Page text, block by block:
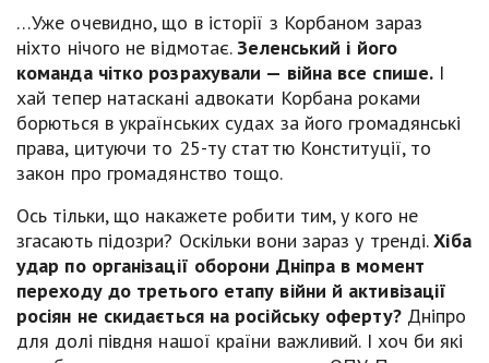
…Уже очевидно, що в історії з Корбаном зараз
ніхто нічого не відмотає.Зеленський і його
команда чітко розрахували — війна все спише.І
хай тепер натаскані адвокати Корбана роками
борються в українських судах за його громадянські
права, цитуючи то 25-ту статтю Конституції, то
закон про громадянство тощо.
Ось тільки, що накажете робити тим, у кого не
згасають підозри? Оскільки вони зараз у тренді.Хіба
удар по організації оборони Дніпра в момент
переходу до третього етапу війни й активізації
росіян не скидається на російську оферту? Дніпро
для долі півдня нашої країни важливий. І хоч би які